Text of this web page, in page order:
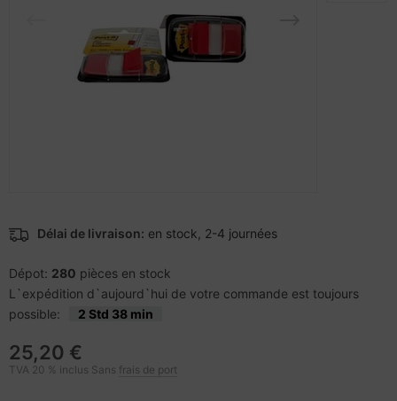
Délai de livraison: en stock, 2-4 journées
Dépot: 280 pièces en stock
L`expédition d`aujourd`hui de votre commande est toujours
possible:
2 Std 38 min
25,20 €
TVA 20 % inclus Sans frais de port
pour vidéoprojecteurs
& Vidéo
Zubehör
d'affichage
/ Schnittstellen
et disques durs
Mainboards
Netzwerkgeräte
feuilles, étiquettes
d'écran